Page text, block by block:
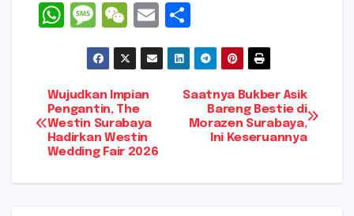
W
ts
A
p
M
e
s
s
a
g
e
W
e
C
h
a
t
E
m
ai
h
ar
e
Navigasi
pos
Saatnya Bukber Asik
Bareng Bestie di
Morazen Surabaya,
Ini Keseruannya
Wujudkan Impian
Pengantin, The
Westin Surabaya
Hadirkan Westin
Wedding Fair 2026